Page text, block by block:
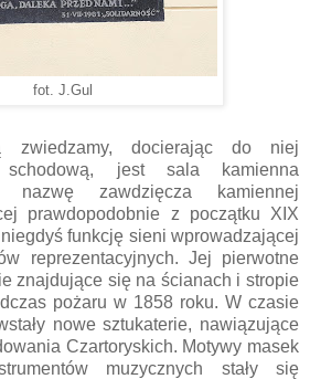
fot. J.Gul
zwiedzamy, docierając do niej
schodową, jest sala kamienna
nazwę zawdzięcza kamiennej
prawdopodobnie z początku XIX
niegdyś funkcję sieni wprowadzającej
reprezentacyjnych. Jej pierwotne
znajdujące się na ścianach i stropie
pożaru w 1858 roku. W czasie
nowe sztukaterie, nawiązujące
Czartoryskich. Motywy masek
muzycznych stały się